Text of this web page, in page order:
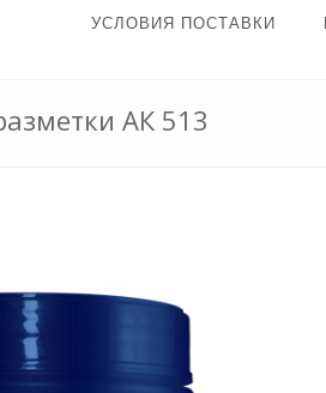
УСЛОВИЯ ПОСТАВКИ
АК 513